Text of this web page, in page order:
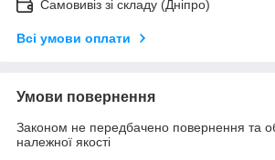
Самовивіз зі складу (Дніпро)
Всі умови оплати
Умови повернення
Законом не передбачено повернення та
належної якості